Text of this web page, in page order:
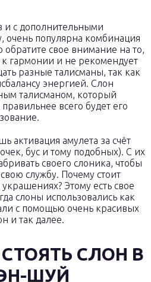
и с дополнительными
очень популярна комбинация
свое внимание на то,
гармонии и не рекомендует
разные талисманы, так как
энергией. Слон
талисманом, который
всего будет его
активация амулета за счёт
бус и тому подобных). С их
своего слоника, чтобы
службу. Почему стоит
Этому есть свое
слоны использовались как
с помощью очень красивых
и так далее.
СЛОН В
ШУЙ